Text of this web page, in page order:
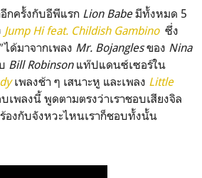
กครั้งกับอีพีแรก Lion Babeมีทั้งหมด 5
Jump Hi feat. Childish Gambino ซึ่ง
ได้มาจากเพลง Mr. Bojanglesของ Nina
Bill Robinsonแท๊ปแดนซ์เซอร์ใน
เพลงช้า ๆ เสนาะหู และเพลง Little
เพลงนี้ พูดตามตรงว่าเราชอบเสียงจิล
องกับจังหวะไหนเราก็ชอบทั้งนั้น